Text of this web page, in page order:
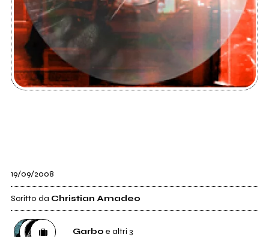
19/09/2008
Scritto da Christian Amadeo
Garbo e altri 3